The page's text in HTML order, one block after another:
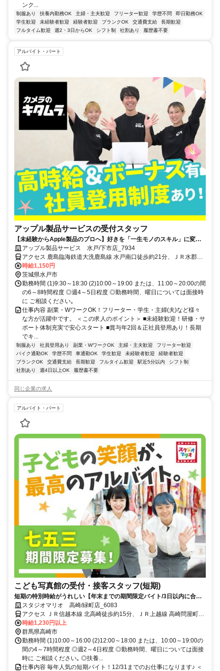
ンク...
制服あり 扶養内勤務OK 主婦・主夫歓迎 フリーター歓迎 学歴不問
即日勤務OK
学生歓迎
未経験者歓迎 経験者歓迎 ブランクOK 交通費支給
長期歓迎
フルタイム歓迎
週2・3日からOK シフト制 社割あり 履歴書不要
アルバイト・パート
アップル製品サービスの受付スタッフ
【未経験からApple製品のプロへ】好きを「一生モノのスキル」に変え
る。賞与年2回・髪色自由・ネイル色自由・社割あり
アップル製品サービス 水戸/下市店_7934
アクセス 鹿島臨海鉄道大洗鹿島線 水戸南口徒歩約21分、ＪＲ水郡線
水戸南口徒歩約21分、ＪＲ常磐線 水戸南口徒歩約21分 JR水戸駅バス
5分「柳町2丁目」下車徒歩4分
時給1,150円
茨城県水戸市
勤務時間 (1)9:30～18:30 (2)10:00～19:00 または、11:00～20:00の間
の6～8時間程度 ◎週4～5日程度 ◎勤務時間、曜日については面接時
に ご相談ください｡
仕事内容 副業・WワークOK！フリーター・学生・主婦(夫)など様々
な方が活躍中です。 ＜この求人のポイント＞ ■未経験歓迎！研修・サ
ポート体制充実で安心スタート ■賞与年2回＆正社員登用あり！長期
でキ...
制服あり 社員登用あり 副業・WワークOK 主婦・主夫歓迎
フリーター歓迎
バイク通勤OK
学歴不問 車通勤OK 学生歓迎 未経験者歓迎
経験者歓迎
ブランクOK
交通費支給 長期歓迎 フルタイム歓迎 駅近5分以内
シフト制
社割あり
週4日以上OK 履歴書不要
同じ企業の求人
アルバイト・パート
こども写真館の受付・接客スタッフ(短期)
短期の特別時給がうれしい【年末までの期間限定バイト/3日以内に合否
決定】人と話すのが好きな方にピッタリ！扶養内勤務も◎髪色・ネイル
色自由♪
スタジオマリオ 高崎/緑町店_6083
アクセス ＪＲ信越本線 北高崎徒歩約15分、ＪＲ上越線 高崎問屋町西
口徒歩約22分、ＪＲ上越線 井野（群馬県）西口徒歩約32分 「北高崎
駅」徒歩15分
時給1,230円以上
群馬県高崎市
勤務時間 (1)10:00～16:00 (2)12:00～18:00 または、10:00～19:00の
間の4～7時間程度 ◎週2～4日程度 ◎勤務時間、曜日については面接
時に ご相談ください｡ ◎扶養...
仕事内容 毎年人気の短期バイト！12/31までのお仕事になります♪ ＜